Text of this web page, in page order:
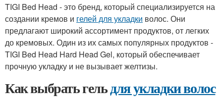
TIGI Bed Head - это бренд, который специализируется на
создании кремов и гелей для укладки волос. Они
предлагают широкий ассортимент продуктов, от легких
до кремовых. Один из их самых популярных продуктов -
TIGI Bed Head Hard Head Gel, который обеспечивает
прочную укладку и не вызывает желтизы.
Как выбрать гельдля укладки волос